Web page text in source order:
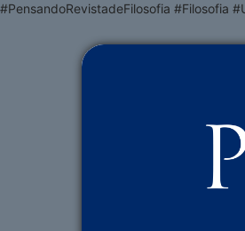
#PensandoRevistadeFilosofia #Filosofia